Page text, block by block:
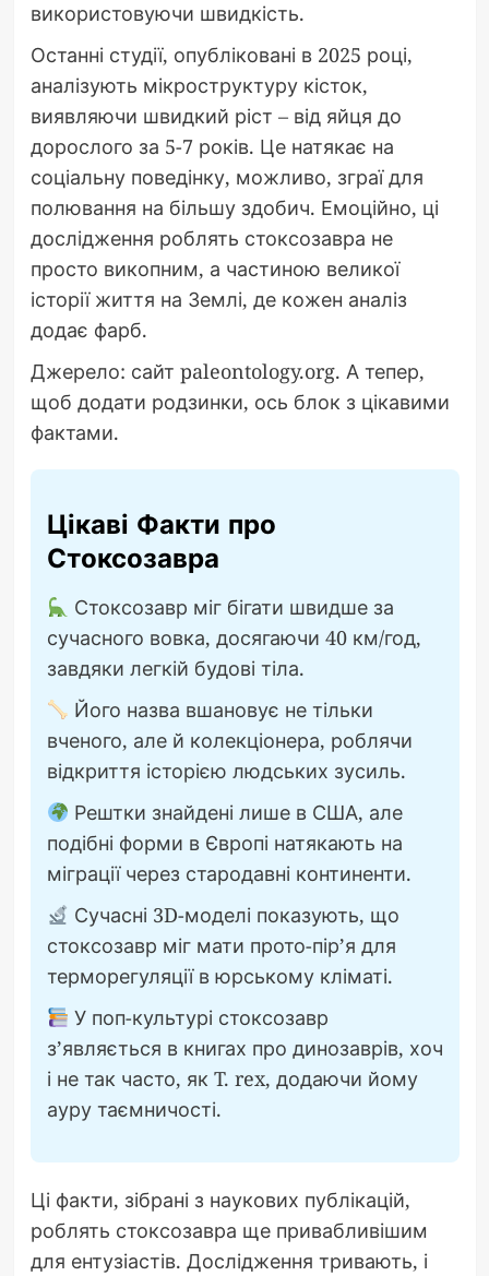
використовуючи швидкість.
Останні студії, опубліковані в 2025 році,
аналізують мікроструктуру кісток,
виявляючи швидкий ріст – від яйця до
дорослого за 5-7 років. Це натякає на
соціальну поведінку, можливо, зграї для
полювання на більшу здобич. Емоційно, ці
дослідження роблять стоксозавра не
просто викопним, а частиною великої
історії життя на Землі, де кожен аналіз
додає фарб.
Джерело: сайт paleontology.org. А тепер,
щоб додати родзинки, ось блок з цікавими
фактами.
Цікаві Факти про
Стоксозавра
Стоксозавр міг бігати швидше за
сучасного вовка, досягаючи 40 км/год,
завдяки легкій будові тіла.
Його назва вшановує не тільки
вченого, але й колекціонера, роблячи
відкриття історією людських зусиль.
Рештки знайдені лише в США, але
подібні форми в Європі натякають на
міграції через стародавні континенти.
Сучасні 3D-моделі показують, що
стоксозавр міг мати прото-пір’я для
терморегуляції в юрському кліматі.
У поп-культурі стоксозавр
з’являється в книгах про динозаврів, хоч
і не так часто, як T. rex, додаючи йому
ауру таємничості.
Ці факти, зібрані з наукових публікацій,
роблять стоксозавра ще привабливішим
для ентузіастів. Дослідження тривають, і